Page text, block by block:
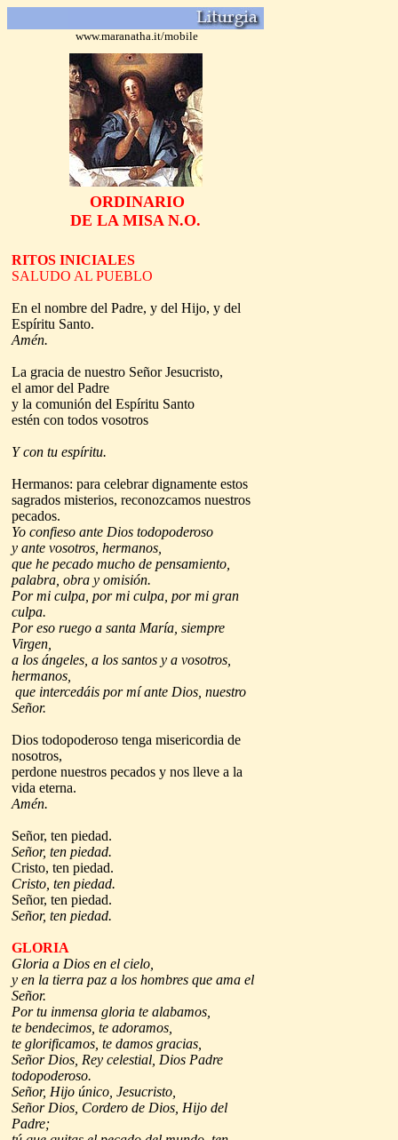
www.maranatha.it/mobile
ORDINARIO
DE LA MISA N.O.
RITOS INICIALES
SALUDO AL PUEBLO
En el nombre del Padre, y del Hijo, y del
Espíritu Santo.
Amén.
La gracia de nuestro Señor Jesucristo,
el amor del Padre
y la comunión del Espíritu Santo
estén con todos vosotros
Y con tu espíritu.
Hermanos: para celebrar dignamente estos
sagrados misterios, reconozcamos nuestros
pecados.
Yo confieso ante Dios todopoderoso
y ante vosotros, hermanos,
que he pecado mucho de pensamiento,
palabra, obra y omisión.
Por mi culpa, por mi culpa, por mi gran
culpa.
Por eso ruego a santa María, siempre
Virgen,
a los ángeles, a los santos y a vosotros,
hermanos,
que intercedáis por mí ante Dios, nuestro
Señor.
Dios todopoderoso tenga misericordia de
nosotros,
perdone nuestros pecados y nos lleve a la
vida eterna.
Amén.
Señor, ten piedad.
Señor, ten piedad.
Cristo, ten piedad.
Cristo, ten piedad.
Señor, ten piedad.
Señor, ten piedad.
GLORIA
Gloria a Dios en el cielo,
y en la tierra paz a los hombres que ama el
Señor.
Por tu inmensa gloria te alabamos,
te bendecimos, te adoramos,
te glorificamos, te damos gracias,
Señor Dios, Rey celestial, Dios Padre
todopoderoso.
Señor, Hijo único, Jesucristo,
Señor Dios, Cordero de Dios, Hijo del
Padre;